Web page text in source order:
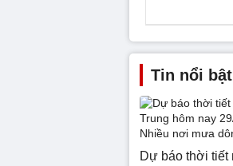
Tin nổi bật
Dự báo thời tiết